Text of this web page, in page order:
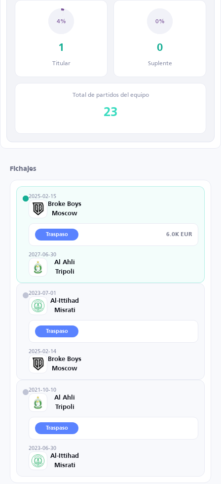
4%
1
Titular
0%
0
Suplente
Total de partidos del equipo
23
Fichajes
2025-02-15
Broke Boys
Moscow
Traspaso 6.0K EUR
2027-06-30
Al Ahli
Tripoli
2023-07-01
Al-Ittihad
Misrati
Traspaso
2025-02-14
Broke Boys
Moscow
2021-10-10
Al Ahli
Tripoli
Traspaso
2023-06-30
Al-Ittihad
Misrati